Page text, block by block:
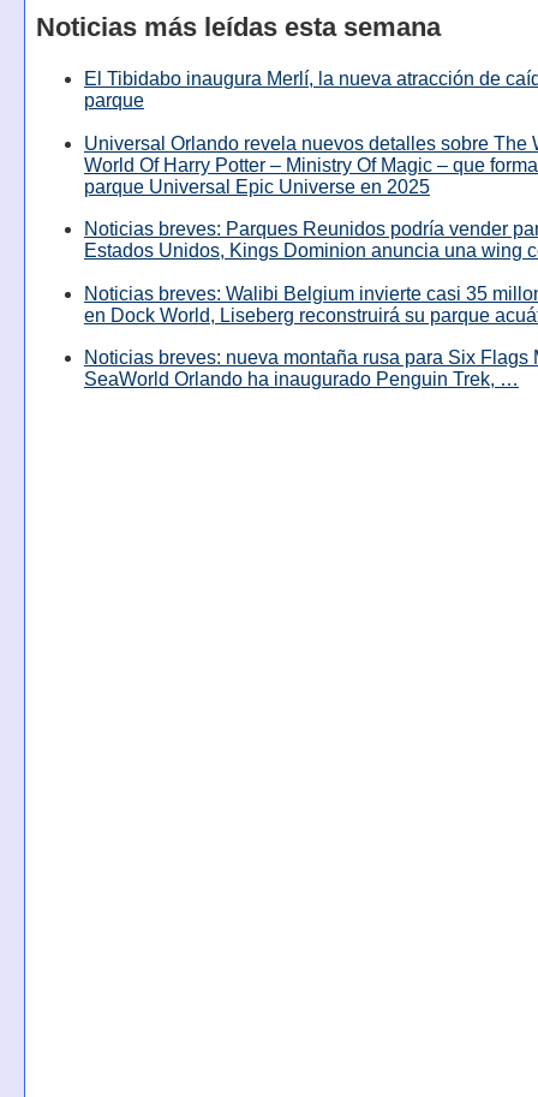
Noticias más leídas esta semana
El Tibidabo inaugura Merlí, la nueva atracción de
parque
Universal Orlando revela nuevos detalles sobre The
World Of Harry Potter – Ministry Of Magic – que
parque Universal Epic Universe en 2025
Noticias breves: Parques Reunidos podría vender
Estados Unidos, Kings Dominion anuncia una wing
Noticias breves: Walibi Belgium invierte casi 35
en Dock World, Liseberg reconstruirá su parque
Noticias breves: nueva montaña rusa para Six Flags
SeaWorld Orlando ha inaugurado Penguin Trek, …